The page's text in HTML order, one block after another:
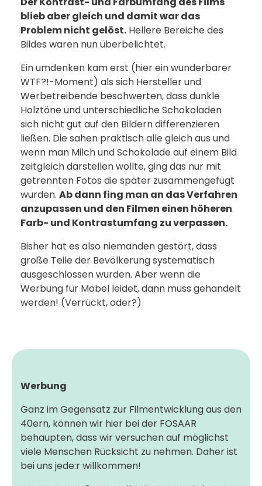
blieb aber gleich und damit war das
Problem nicht gelöst. Hellere Bereiche des
Bildes waren nun überbelichtet.
Ein umdenken kam erst (hier ein wunderbarer
WTF?!-Moment) als sich Hersteller und
Werbetreibende beschwerten, dass dunkle
Holztöne und unterschiedliche Schokoladen
sich nicht gut auf den Bildern differenzieren
ließen. Die sahen praktisch alle gleich aus und
wenn man Milch und Schokolade auf einem Bild
zeitgleich darstellen wollte, ging das nur mit
getrennten Fotos die später zusammengefügt
wurden. Ab dann fing man an das Verfahren
anzupassen und den Filmen einen höheren
Farb- und Kontrastumfang zu verpassen.
Bisher hat es also niemanden gestört, dass
große Teile der Bevölkerung systematisch
ausgeschlossen wurden. Aber wenn die
Werbung für Möbel leidet, dann muss gehandelt
werden! (Verrückt, oder?)
Werbung
Ganz im Gegensatz zur Filmentwicklung aus den
40ern, können wir hier bei der FOSAAR
behaupten, dass wir versuchen auf möglichst
viele Menschen Rücksicht zu nehmen. Daher ist
bei uns jede:r willkommen!